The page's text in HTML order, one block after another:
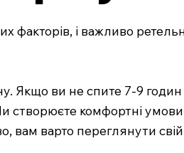
факторів, і важливо
Якщо ви не спите 7-9
створюєте комфортні
вам варто переглянути